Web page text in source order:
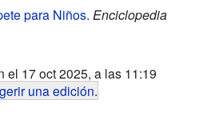
para Niños. Enciclopedia
el 17 oct 2025, a las 11:19
una edición.